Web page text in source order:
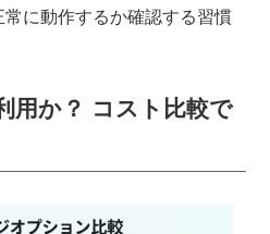
に動作するか確認する習慣
用か？ コスト比較で